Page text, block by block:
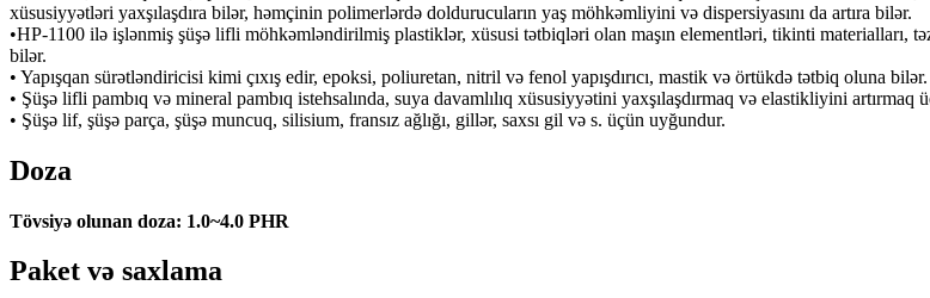
xüsusiyyətləri yaxşılaşdıra bilər, həmçinin polimerlərdə doldurucuların yaş möhkəmliyini və dispersiyasını da artıra bilər.
•HP-1100 ilə işlənmiş şüşə lifli möhkəmləndirilmiş plastiklər, xüsusi tətbiqləri olan maşın elementləri, tikinti materialları,
bilər.
• Yapışqan sürətləndiricisi kimi çıxış edir, epoksi, poliuretan, nitril və fenol yapışdırıcı, mastik və örtükdə tətbiq oluna bilər.
• Şüşə lifli pambıq və mineral pambıq istehsalında, suya davamlılıq xüsusiyyətini yaxşılaşdırmaq və elastikliyini artırmaq
• Şüşə lif, şüşə parça, şüşə muncuq, silisium, fransız ağlığı, gillər, saxsı gil və s. üçün uyğundur.
Doza
Tövsiyə olunan doza: 1.0~4.0 PHR
Paket və saxlama